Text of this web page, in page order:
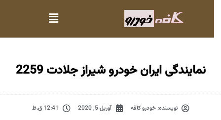
نمایندگی ایران خودرو شیراز جلادت 2259
نویسنده:خودرو کافه آوریل 5, 2020 12:41 ق.ظ